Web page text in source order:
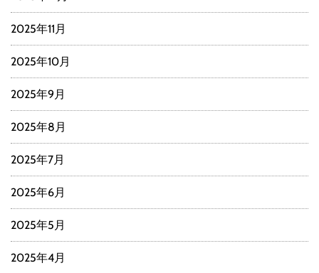
2025年11月
2025年10月
2025年9月
2025年8月
2025年7月
2025年6月
2025年5月
2025年4月